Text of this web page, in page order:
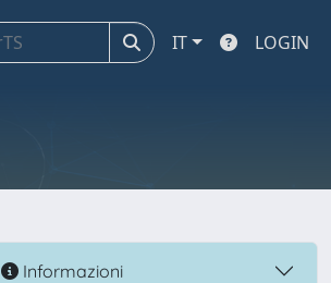
IT LOGIN
Informazioni